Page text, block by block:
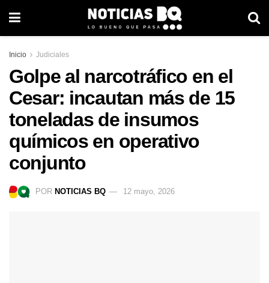
Inicio Judiciales
Golpe al narcotráfico en el
Cesar: incautan más de 15
toneladas de insumos
químicos en operativo
conjunto
POR NOTICIAS BQ 12 mayo, 2026